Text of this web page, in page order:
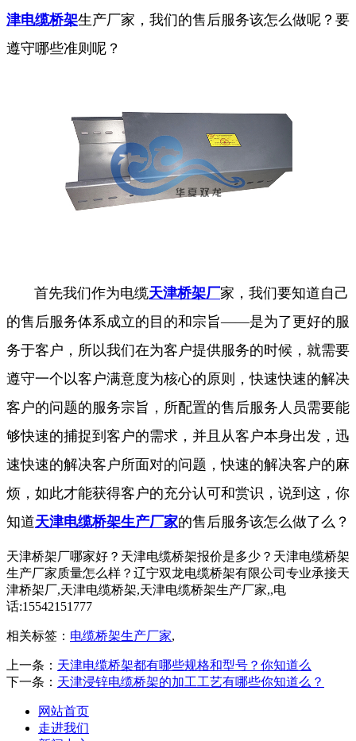
津电缆桥架生产厂家，我们的售后服务该怎么做呢？要
遵守哪些准则呢？
首先我们作为电缆天津桥架厂家，我们要知道自己
的售后服务体系成立的目的和宗旨——是为了更好的服
务于客户，所以我们在为客户提供服务的时候，就需要
遵守一个以客户满意度为核心的原则，快速快速的解决
客户的问题的服务宗旨，所配置的售后服务人员需要能
够快速的捕捉到客户的需求，并且从客户本身出发，迅
速快速的解决客户所面对的问题，快速的解决客户的麻
烦，如此才能获得客户的充分认可和赏识，说到这，你
知道天津电缆桥架生产厂家的售后服务该怎么做了么？
天津桥架厂哪家好？天津电缆桥架报价是多少？天津电缆桥架
生产厂家质量怎么样？辽宁双龙电缆桥架有限公司专业承接天
津桥架厂,天津电缆桥架,天津电缆桥架生产厂家,,电
话:15542151777
相关标签： 电缆桥架生产厂家,
上一条： 天津电缆桥架都有哪些规格和型号？你知道么
下一条： 天津浸锌电缆桥架的加工工艺有哪些你知道么？
网站首页
走进我们